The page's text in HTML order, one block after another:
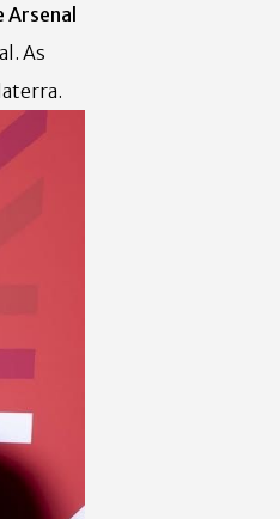
Arsenal
As